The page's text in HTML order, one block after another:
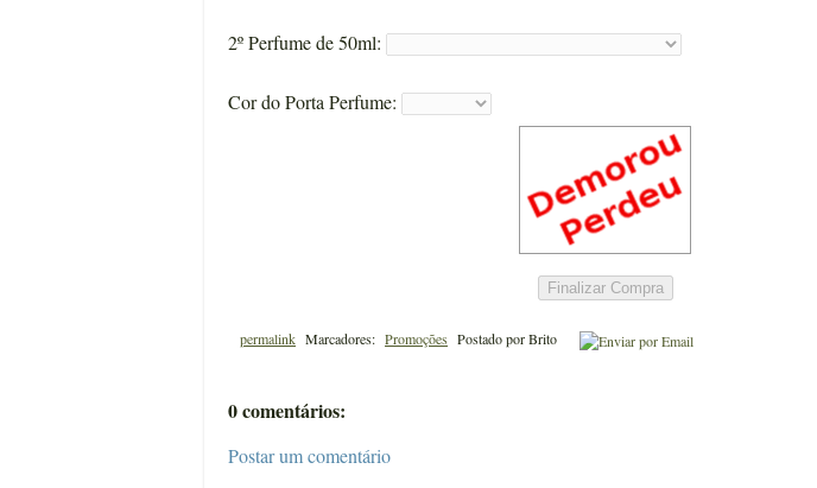
2º Perfume de 50ml:
Cor do Porta Perfume:
permalink Marcadores: Promoções Postado porBrito
0 comentários:
Postar um comentário